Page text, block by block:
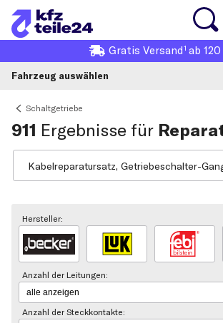
Gratis Versand1 ab
Fahrzeug auswählen
Schaltgetriebe
911 Ergebnisse für
Kabelreparatursatz, Getriebeschalter-
Hersteller:
Anzahl der Leitungen:
Anzahl der Steckkontakte: